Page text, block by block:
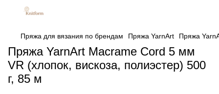
Пряжа для вязания по брендам Пряжа YarnArt Пряжа
Пряжа YarnArt Macrame Cord 5 мм
VR (хлопок, вискоза, полиэстер) 500
г, 85 м